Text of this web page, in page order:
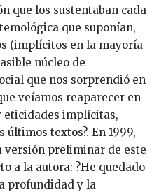
que los sustentaban cada
que suponían,
(implícitos en la mayoría
núcleo de
que nos sorprendió en
veíamos reaparecer en
eticidades implícitas,
últimos textos?. En 1999,
versión preliminar de este
a la autora: ?He quedado
profundidad y la